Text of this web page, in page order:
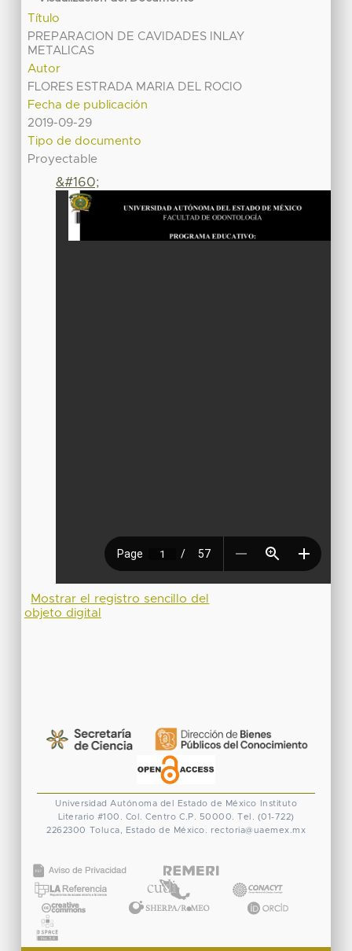
Título
PREPARACION DE CAVIDADES INLAY
METALICAS
Autor
FLORES ESTRADA MARIA DEL ROCIO
Fecha de publicación
2019-09-29
Tipo de documento
Proyectable
&#160;
Mostrar el registro sencillo del
objeto digital
Universidad Autónoma del Estado de México
Instituto
Literario #100. Col. Centro C.P. 50000. Tel. (01-722)
2262300
Toluca, Estado de México. rectoria@uaemex.mx